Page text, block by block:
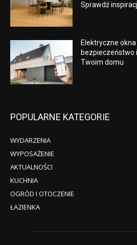
Sprawdź
Elektryczne
bezpieczeństwo
Twoim domu
POPULARNE KATEGORIE
WYDARZENIA
WYPOSAŻENIE
AKTUALNOŚCI
KUCHNIA
OGRÓD I OTOCZENIE
ŁAZIENKA